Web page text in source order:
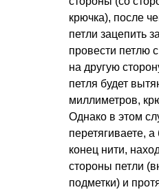
крючка), после
петли зацепить
провести петлю
на другую
петля будет
миллиметров,
Однако в этом
перетягиваете,
конец нити,
стороны петли
подметки) и